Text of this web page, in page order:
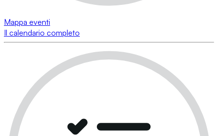
Mappa eventi
Il calendario completo